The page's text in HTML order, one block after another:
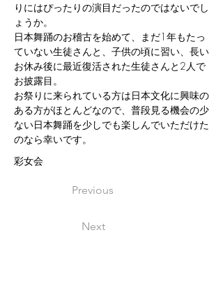
りにはぴったりの演目だったのではないでし
ょうか。
日本舞踊のお稽古を始めて、まだ1年もたっ
ていない生徒さんと、子供の頃に習い、長い
お休み後に最近復活された生徒さんと2人で
お披露目。
お祭りに来られている方は日本文化に興味の
ある方がほとんどなので、普段見る機会の少
ない日本舞踊を少しでも楽しんでいただけた
のなら幸いです。
彩女会
Previous
Next